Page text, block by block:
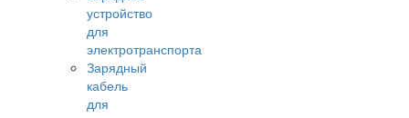
устройство
для
электротранспорта
Зарядный
кабель
для